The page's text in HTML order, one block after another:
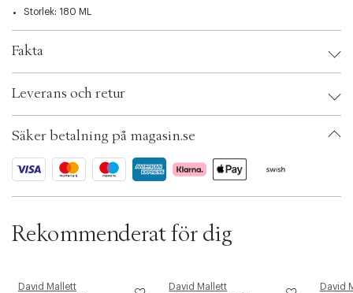
.
l
t
n
sitta kvar i fem till tio minuter som en veckobehandling. Låt masken sitta
igenom håret innan du sköljer ordentligt.
Storlek: 180 ML
Fakta
EAN: 3770002241097
ID: ADRG64-0008
Leverans och retur
Säker betalning på magasin.se
Rekommenderat för dig
David Mallett David Mallett David